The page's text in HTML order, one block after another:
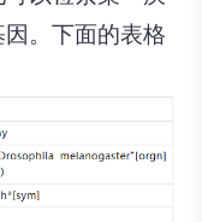
。下面的表格